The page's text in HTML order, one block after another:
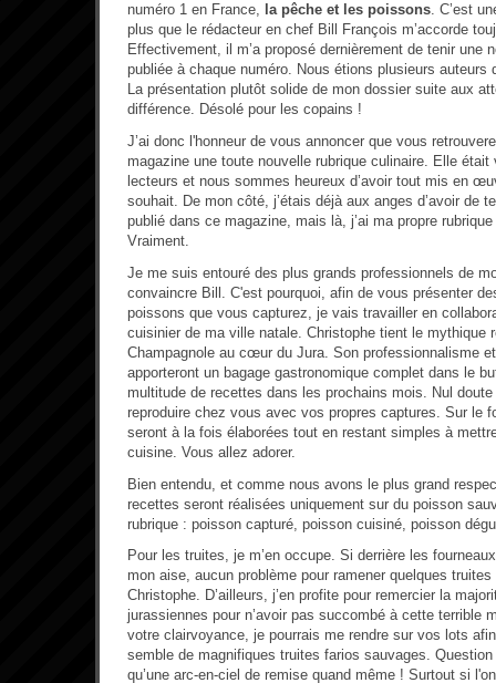
numéro 1 en France, la pêche et les poissons. C’est
plus que le rédacteur en chef Bill François m’accorde
Effectivement, il m’a proposé dernièrement de tenir une
publiée à chaque numéro. Nous étions plusieurs
La présentation plutôt solide de mon dossier suite aux
différence. Désolé pour les copains !
J’ai donc l'honneur de vous annoncer que vous
magazine une toute nouvelle rubrique culinaire. Elle
lecteurs et nous sommes heureux d’avoir tout mis en
souhait. De mon côté, j’étais déjà aux anges d’avoir de
publié dans ce magazine, mais là, j’ai ma propre
Vraiment.
Je me suis entouré des plus grands professionnels de
convaincre Bill. C'est pourquoi, afin de vous présenter
poissons que vous capturez, je vais travailler en
cuisinier de ma ville natale. Christophe tient le mythique
Champagnole au cœur du Jura. Son professionnalisme
apporteront un bagage gastronomique complet dans le
multitude de recettes dans les prochains mois. Nul
reproduire chez vous avec vos propres captures. Sur le
seront à la fois élaborées tout en restant simples à
cuisine. Vous allez adorer.
Bien entendu, et comme nous avons le plus grand
recettes seront réalisées uniquement sur du poisson
rubrique : poisson capturé, poisson cuisiné, poisson
Pour les truites, je m’en occupe. Si derrière les
mon aise, aucun problème pour ramener quelques
Christophe. D’ailleurs, j’en profite pour remercier la
jurassiennes pour n’avoir pas succombé à cette terrible
votre clairvoyance, je pourrais me rendre sur vos lots
semble de magnifiques truites farios sauvages.
qu’une arc-en-ciel de remise quand même ! Surtout si